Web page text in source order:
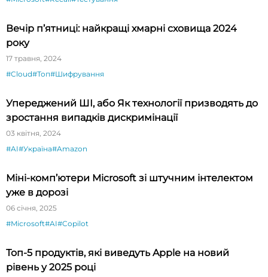
Вечір п’ятниці: найкращі хмарні сховища 2024
року
17 травня, 2024
#Cloud#Топ#Шифрування
Упереджений ШІ, або Як технології призводять до
зростання випадків дискримінації
03 квітня, 2024
#AI#Україна#Amazon
Міні-комп’ютери Microsoft зі штучним інтелектом
уже в дорозі
06 січня, 2025
#Microsoft#AI#Copilot
Топ-5 продуктів, які виведуть Apple на новий
рівень у 2025 році